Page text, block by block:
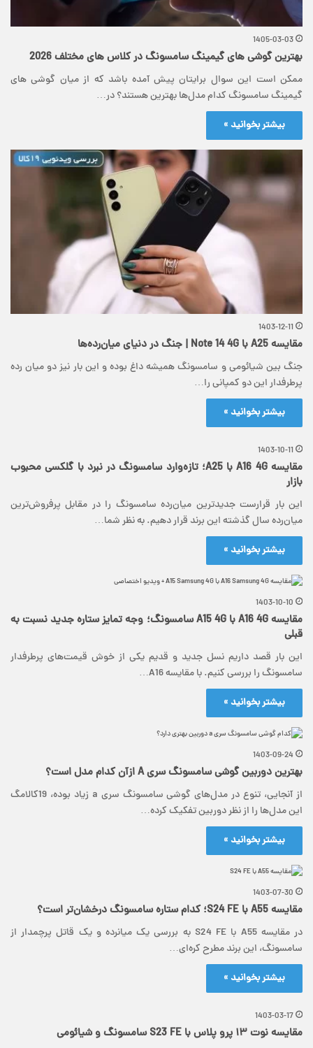
1405-03-03
بهترین گوشی های گیمینگ سامسونگ در کلاس های مختلف 2026
ممکن است این سوال برایتان پیش آمده باشد که از میان گوشی های
گیمینگ سامسونگ کدام مدل‌ها بهترین هستند؟ در…
بیشتر بخوانید »
1403-12-11
مقایسه A25 با Note 14 4G | جنگ در دنیای میان‌رده‌ها
جنگ بین شیائومی و سامسونگ همیشه داغ بوده و این بار نیز دو میان رده
پرطرفدار این دو کمپانی را…
بیشتر بخوانید »
1403-10-11
مقایسه A16 4G با A25؛ تازه‌وارد سامسونگ در نبرد با گلکسی محبوب
بازار
این بار قرارست جدیدترین میان‌رده سامسونگ را در مقابل پرفروش‌ترین
میان‌رده سال گذشته این برند قرار دهیم. به نظر شما…
بیشتر بخوانید »
1403-10-10
مقایسه A16 4G با A15 4G سامسونگ؛ وجه تمایز ستاره جدید نسبت به
قبلی
این بار قصد داریم نسل جدید و قدیم یکی از خوش قیمت‌های پرطرفدار
سامسونگ را بررسی کنیم. با مقایسه A16…
بیشتر بخوانید »
1403-09-24
بهترین دوربین گوشی سامسونگ سری A ازآن کدام مدل است؟
از آنجایی، تنوع در مدل‌های گوشی سامسونگ سری a زیاد بوده، 19کالامگ
این مدل‌ها را از نظر دوربین تفکیک کرده…
بیشتر بخوانید »
1403-07-30
مقایسه A55 با S24 FE؛ کدام ستاره سامسونگ درخشان‌تر است؟
در مقایسه A55 با S24 FE به بررسی یک میانرده و یک قاتل پرچمدار از
سامسونگ، این برند مطرح کره‌ای…
بیشتر بخوانید »
1403-03-17
مقایسه نوت ۱۳ پرو پلاس با S23 FE سامسونگ و شیائومی